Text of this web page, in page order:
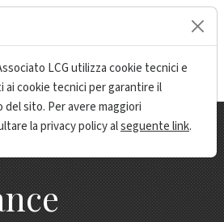
LCG utilizza cookie tecnici e
ai cookie tecnici per garantire il
sito. Per avere maggiori
la privacy policy alseguente link.